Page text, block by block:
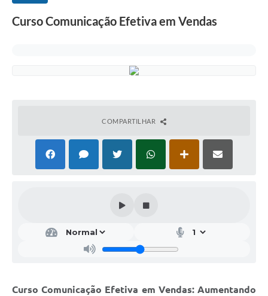
A Prefeitura
Curso Comunicação Efetiva em Vendas
COMPARTILHAR
Curso Comunicação Efetiva em Vendas: Aumentando